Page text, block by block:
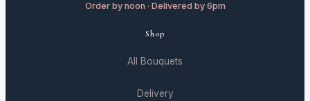
Order by noon · Delivered by 6pm
Shop
All Bouquets
Delivery